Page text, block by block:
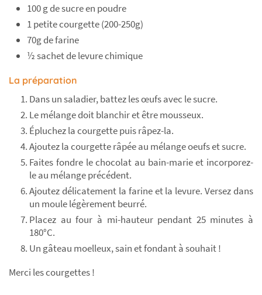
100 g de sucre en poudre
1 petite courgette (200-250g)
70g de farine
½ sachet de levure chimique
La préparation
Dans un saladier, battez les œufs avec le sucre.
Le mélange doit blanchir et être mousseux.
Épluchez la courgette puis râpez-la.
Ajoutez la courgette râpée au mélange oeufs et sucre.
Faites fondre le chocolat au bain-marie et incorporez-
le au mélange précédent.
Ajoutez délicatement la farine et la levure. Versez dans
un moule légèrement beurré.
Placez au four à mi-hauteur pendant 25 minutes à
180°C.
Un gâteau moelleux, sain et fondant à souhait !
Merci les courgettes !